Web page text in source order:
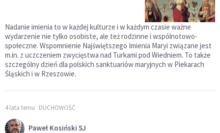
Nadanie imienia to w każdej kulturze i w każdym czasie ważne
wydarzenie nie tylko osobiste, ale też rodzinne i wspólnotowo-
społeczne. Wspomnienie Najświętszego Imienia Maryi związane jest
m.in. z uczczeniem zwycięstwa nad Turkami pod Wiedniem. To także
szczególny dzień dla polskich sanktuariów maryjnych w Piekarach
Śląskich i w Rzeszowie.
4 lata temu DUCHOWOŚĆ
Paweł Kosiński SJ